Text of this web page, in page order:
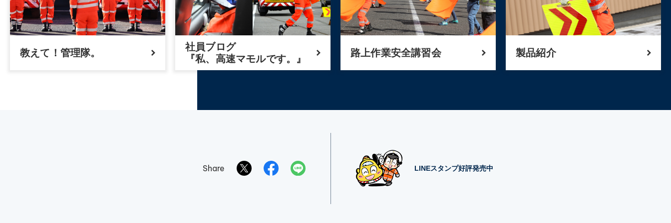
教えて！管理隊。
社員ブログ
『私、高速マモルです。』
路上作業安全講習会 製品紹介
Share LINEスタンプ好評発売中